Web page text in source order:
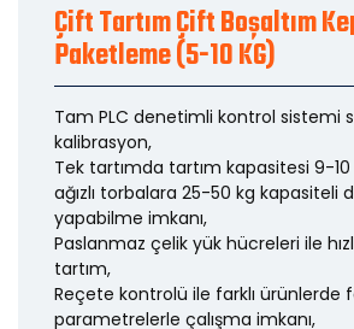
Çift Tartım Çift Boşaltım
Paketleme (5-10 KG)
Tam PLC denetimli kontrol sistemi
kalibrasyon,
Tek tartımda tartım kapasitesi 9-
ağızlı torbalara 25-50 kg kapasiteli
yapabilme imkanı,
Paslanmaz çelik yük hücreleri ile
tartım,
Reçete kontrolü ile farklı ürünlerde
parametrelerle çalışma imkanı,